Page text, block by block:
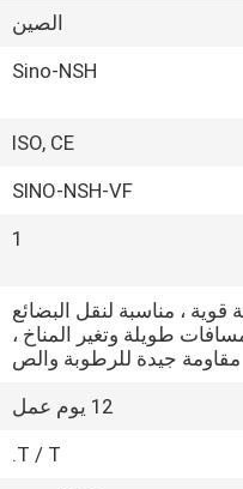
الصين
Sino-NSH
ISO, CE
SINO-NSH-VF
1
، مناسبة لنقل البضائع
طويلة وتغير المناخ ،
مقاومة جيدة للرطوبة والص
12 يوم عمل
T / T.